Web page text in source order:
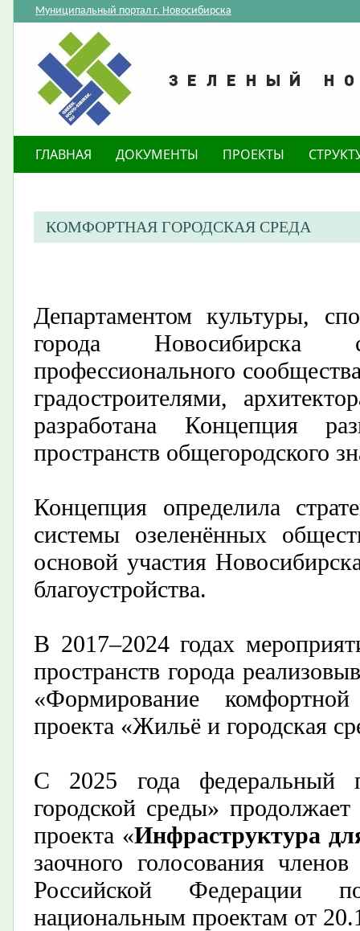
Муниципальный портал г. Новосибирска
ГЛАВНАЯ ДОКУМЕНТЫ ПРОЕКТЫ
КОМФОРТНАЯ ГОРОДСКАЯ СРЕДА
Департаментом культуры,
города Новосибирска
профессионального
градостроителями,
разработана Концепция
пространств общегородского
Концепция определила
системы озеленённых
основой участия
благоустройства.
В 2017–2024 годах
пространств города
«Формирование
проекта «Жильё и городская
С 2025 года федеральный
городской среды» продолжает
проекта «Инфраструктура
заочного голосования
Российской Федерации
национальным проектам от